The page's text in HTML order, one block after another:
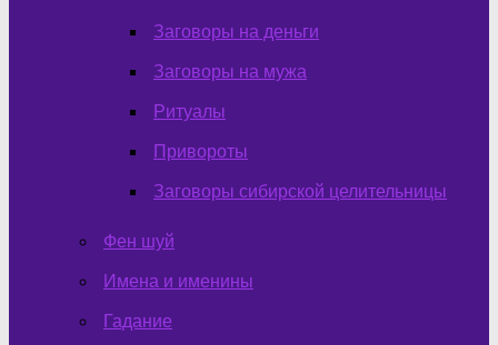
Заговоры на деньги
Заговоры на мужа
Ритуалы
Привороты
Заговоры сибирской целительницы
Фен шуй
Имена и именины
Гадание